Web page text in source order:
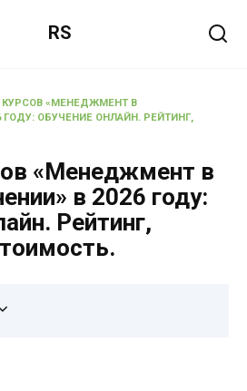
RS
КУРСОВ «МЕНЕДЖМЕНТ В
ГОДУ: ОБУЧЕНИЕ ОНЛАЙН. РЕЙТИНГ,
«Менеджмент в
в 2026 году:
Рейтинг,